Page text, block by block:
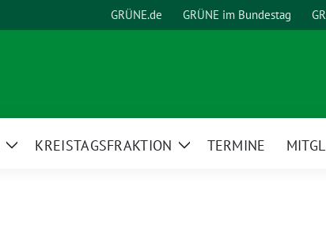
GRÜNE.de GRÜNE im Bundestag
ZeigeKREISTAGSFRAKTION
ZeigeTERMINE